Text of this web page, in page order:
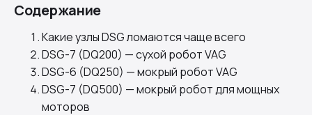
Содержание
Какие узлы DSG ломаются чаще всего
DSG-7 (DQ200) — сухой робот VAG
DSG-6 (DQ250) — мокрый робот VAG
DSG-7 (DQ500) — мокрый робот для мощных
моторов